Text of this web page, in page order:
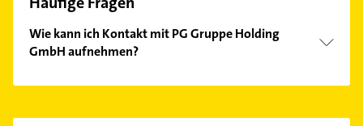
Wie kann ich Kontakt mit PG Gruppe Holding
GmbH aufnehmen?
Kontaktmöglichkeiten wie Adresse oder Mail in